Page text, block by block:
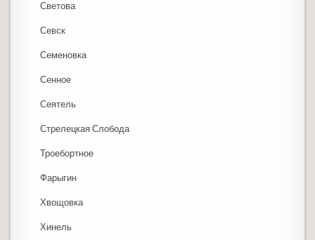
Светова
Севск
Семеновка
Сенное
Сеятель
Стрелецкая Слобода
Троебортное
Фарыгин
Хвощовка
Хинель